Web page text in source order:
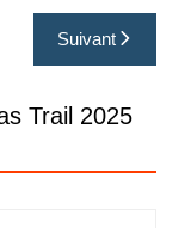
Suivant
Trail 2025